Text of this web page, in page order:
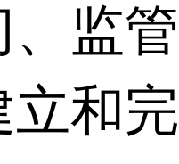
监
立和